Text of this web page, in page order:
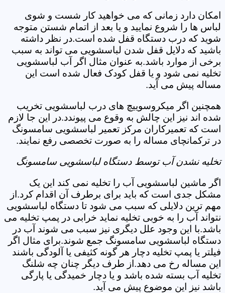
امکان دارد زمانی که می خواهید کار شست و شوی
لباس ها را شروع نمایید و یا بعد از اتمام شستن متوجه
شوید که درب دستگاه قفل شده است.در نظر داشته
باشید که دلایل قفل شدن لباسشویی می تواند به سبب
برخی از موارد باشد.به عنوان مثال اگر آب لباسشویی
تخلیه نمی شود و یا قفل کودک فعال شده است این
مساله پیش می آید.
همچنین اگر میکروسوییچ های درب لباسشویی تخریب
شده اند نیز این چالش به وقوع می پیوندد.در این جا لازم
است که تعمیرکاران مرکز تعمیر لباسشویی سامسونگ
در ترکمانچای مساله را به صورت تخصصی رفع نمایند.
تخلیه نشدن آب توسط دستگاه لباسشویی سامسونگ
اگر ماشین لباسشویی آب را تخلیه نمی کند این یک
مشکل جدی است که باید برای برطرف آن اقدام کرد.از
مهم ترین دلایلی که سبب می شود تا دستگاه لباسشویی
نتواند آب را به خوبی تخلیه نماید خرابی در پمپ تخلیه می
باشد.با این وجود علل دیگری نیز سبب می شوند آب در
دستگاه لباسشویی سامسونگ جمع شوند.برای مثال اگر
فیلتر یا پمپ تخلیه دچار هر گونه کثیفی یا آلودگی باشند
این مساله رخ می دهد.از طرف دیگر چنان چه شلنگ
تخلیه آب بسته شده باشد و یا دچار خمیدگی یا پارگی
باشد نیز این موضوع پیش می آید.